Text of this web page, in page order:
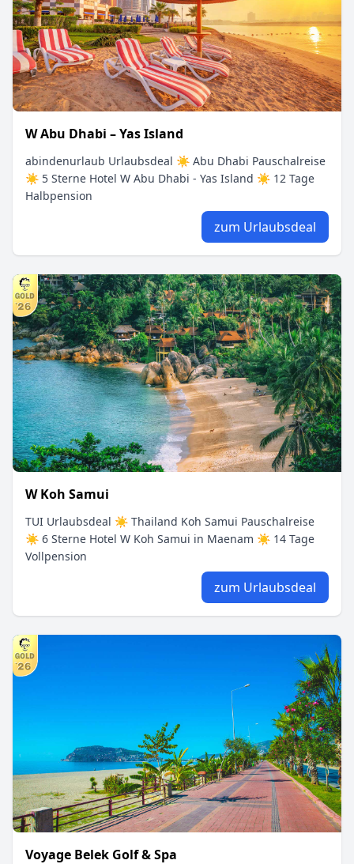
W Abu Dhabi – Yas Island
abindenurlaub Urlaubsdeal ☀ Abu Dhabi Pauschalreise
☀ 5 Sterne Hotel W Abu Dhabi - Yas Island ☀ 12 Tage
Halbpension
zum Urlaubsdeal
W Koh Samui
TUI Urlaubsdeal ☀ Thailand Koh Samui Pauschalreise
☀ 6 Sterne Hotel W Koh Samui in Maenam ☀ 14 Tage
Vollpension
zum Urlaubsdeal
Voyage Belek Golf & Spa